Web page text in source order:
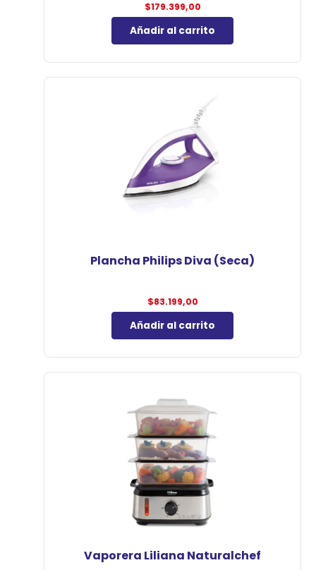
$179.399,00
Añadir al carrito
Plancha Philips Diva (Seca)
$83.199,00
Añadir al carrito
Vaporera Liliana Naturalchef